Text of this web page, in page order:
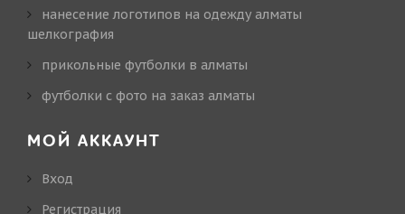
нанесение логотипов на одежду алматы
шелкография
прикольные футболки в алматы
футболки с фото на заказ алматы
МОЙ АККАУНТ
Вход
Регистрация